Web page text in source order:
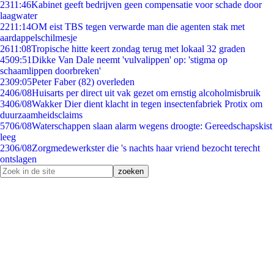
2311:46Kabinet geeft bedrijven geen compensatie voor schade door
laagwater
2211:14OM eist TBS tegen verwarde man die agenten stak met
aardappelschilmesje
2611:08Tropische hitte keert zondag terug met lokaal 32 graden
4509:51Dikke Van Dale neemt 'vulvalippen' op: 'stigma op
schaamlippen doorbreken'
2309:05Peter Faber (82) overleden
2406/08Huisarts per direct uit vak gezet om ernstig alcoholmisbruik
3406/08Wakker Dier dient klacht in tegen insectenfabriek Protix om
duurzaamheidsclaims
5706/08Waterschappen slaan alarm wegens droogte: Gereedschapskist
leeg
2306/08Zorgmedewerkster die 's nachts haar vriend bezocht terecht
ontslagen